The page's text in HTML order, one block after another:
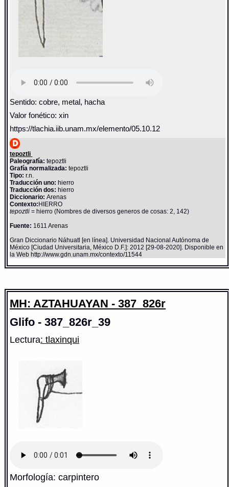
Sentido: cobre, metal, hacha
Valor fonético: xin
https://tlachia.iib.unam.mx/elemento/05.10.12
tepoztli
Paleografía: tepoztli
Grafía normalizada: tepoztli
Tipo: r.n.
Traducción uno: hierro
Traducción dos: hierro
Diccionario:Arenas
Contexto:HIERRO
tepoztli= hierro (Nombres de diversos generos de cosas: 2, 142)
Fuente: 1611 Arenas
Gran Diccionario Náhuatl [en línea]. Universidad Nacional Autónoma de
México [Ciudad Universitaria, México D.F.]: 2012 [29-08-2020]. Disponible en
la Web http://www.gdn.unam.mx/contexto/11544
MH: AZTAHUAYAN - 387_826r
Glifo - 387_826r_39
Lectura: tlaxinqui
Morfología: carpintero